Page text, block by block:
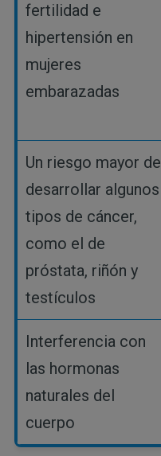
fertilidad e
hipertensión en
mujeres
embarazadas
Un riesgo mayor de
desarrollar algunos
tipos de cáncer,
como el de
próstata, riñón y
testículos
Interferencia con
las hormonas
naturales del
cuerpo